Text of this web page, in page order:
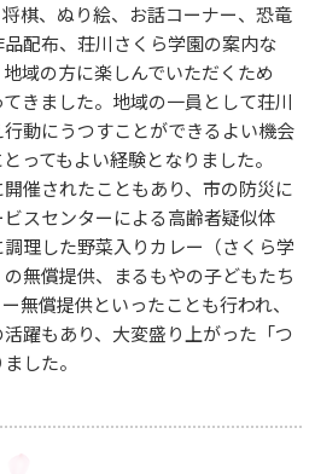
棋、ぬり絵、お話コーナー、恐竜
配布、荘川さくら学園の案内な
域の方に楽しんでいただくため
きました。地域の一員として荘川
動にうつすことができるよい機会
ってもよい経験となりました。
催されたこともあり、市の防災に
スセンターによる高齢者疑似体
理した野菜入りカレー（さくら学
無償提供、まるもやの子どもたち
無償提供といったことも行われ、
躍もあり、大変盛り上がった「つ
した。